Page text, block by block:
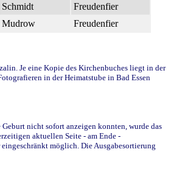
Schmidt
Freudenfier
Mudrow Freudenfier
Je eine Kopie des Kirchenbuches liegt in der
in der Heimatstube in Bad Essen
nicht sofort anzeigen konnten, wurde das
aktuellen Seite - am Ende -
möglich. Die Ausgabesortierung